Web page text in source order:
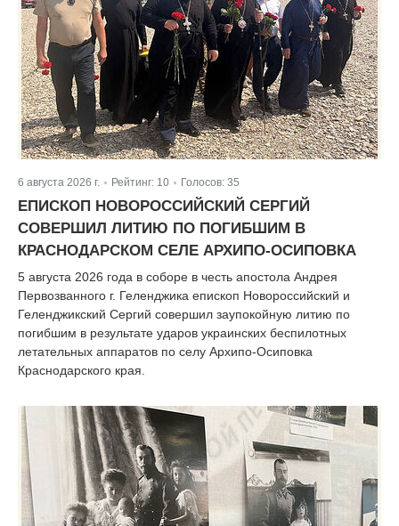
6 августа 2026 г. Рейтинг: 10 Голосов: 35
ЕПИСКОП НОВОРОССИЙСКИЙ СЕРГИЙ
СОВЕРШИЛ ЛИТИЮ ПО ПОГИБШИМ В
КРАСНОДАРСКОМ СЕЛЕ АРХИПО-ОСИПОВКА
5 августа 2026 года в соборе в честь апостола Андрея
Первозванного г. Геленджика епископ Новороссийский и
Геленджикский Сергий совершил заупокойную литию по
погибшим в результате ударов украинских беспилотных
летательных аппаратов по селу Архипо-Осиповка
Краснодарского края.